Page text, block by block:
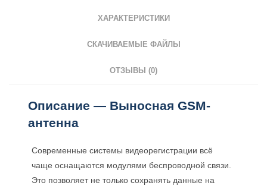
ХАРАКТЕРИСТИКИ
СКАЧИВАЕМЫЕ ФАЙЛЫ
ОТЗЫВЫ (0)
Описание — Выносная GSM-
антенна
Современные системы видеорегистрации всё
чаще оснащаются модулями беспроводной связи.
Это позволяет не только сохранять данные на